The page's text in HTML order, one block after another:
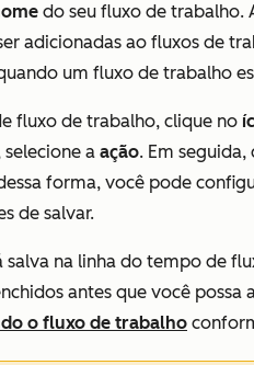
do seu fluxo de trabalho.
adicionadas ao fluxos de
um fluxo de trabalho
fluxo de trabalho, clique no
a ação. Em
forma, você pode
de salvar.
salva na linha do tempo de
antes que você
o fluxo de trabalho